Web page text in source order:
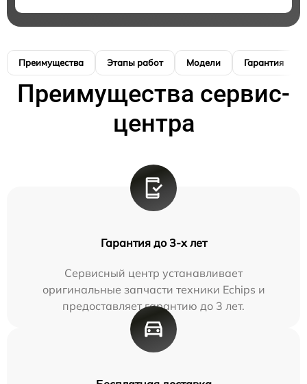
Преимущества Этапы работ Модели Гарантия
Преимущества сервис-
центра
Гарантия до 3-х лет
Сервисный центр устанавливает
оригинальные запчасти техники Echips и
предоставляет гарантию до 3 лет.